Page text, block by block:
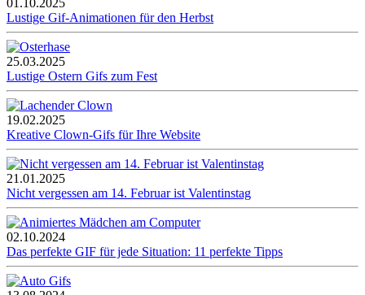
01.10.2025
Lustige Gif-Animationen für den Herbst
25.03.2025
Lustige Ostern Gifs zum Fest
19.02.2025
Kreative Clown-Gifs für Ihre Website
21.01.2025
Nicht vergessen am 14. Februar ist Valentinstag
02.10.2024
Das perfekte GIF für jede Situation: 11 perfekte Tipps